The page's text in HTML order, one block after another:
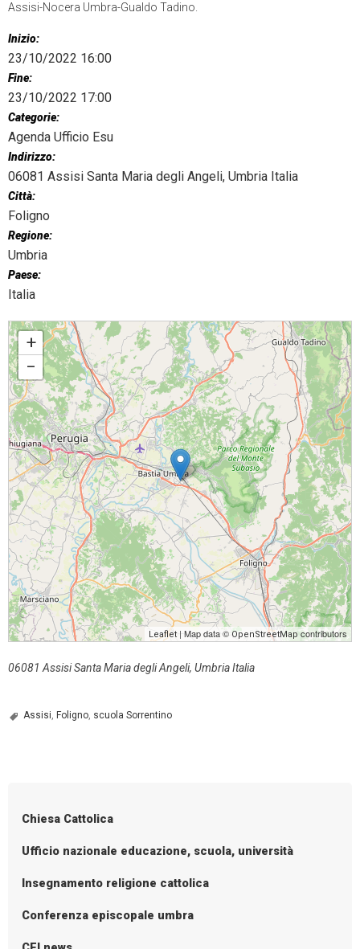
Assisi-Nocera Umbra-Gualdo Tadino.
Inizio:
23/10/2022 16:00
Fine:
23/10/2022 17:00
Categorie:
Agenda Ufficio Esu
Indirizzo:
06081 Assisi Santa Maria degli Angeli, Umbria Italia
Città:
Foligno
Regione:
Umbria
Paese:
Italia
Santa Messa di inaugurazione dell'anno scolastico
+
−
Leaflet| Map data © OpenStreetMapcontributors
06081 Assisi Santa Maria degli Angeli, Umbria Italia
Assisi, Foligno, scuola Sorrentino
Chiesa Cattolica
Ufficio nazionale educazione, scuola, università
Insegnamento religione cattolica
Conferenza episcopale umbra